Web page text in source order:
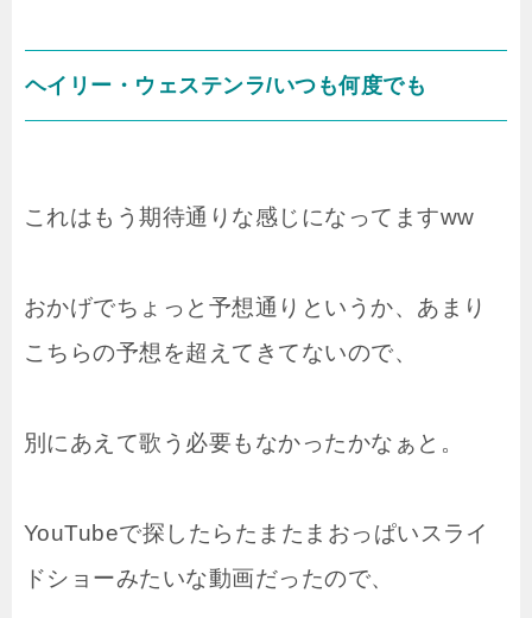
ヘイリー・ウェステンラ/いつも何度でも
これはもう期待通りな感じになってますww
おかげでちょっと予想通りというか、あまり
こちらの予想を超えてきてないので、
別にあえて歌う必要もなかったかなぁと。
YouTubeで探したらたまたまおっぱいスライ
ドショーみたいな動画だったので、